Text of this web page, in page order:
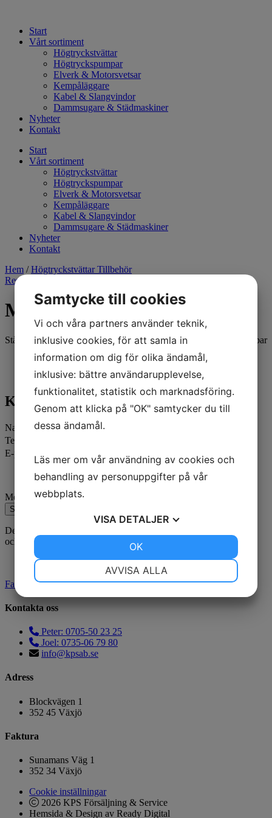
innehållStart
Vårt sortiment
Högtryckstvättar
Högtryckspumpar
Elverk & Motorsvetsar
Kempåläggare
Kabel & Slangvindor
Dammsugare & Städmaskiner
Nyheter
Kontakt
Start
Vårt sortiment
Högtryckstvättar
Högtryckspumpar
Elverk & Motorsvetsar
Kempåläggare
Kabel & Slangvindor
Dammsugare & Städmaskiner
Nyheter
Kontakt
Hem /Högtryckstvättar Tillbehör
Reservdelar
MUNSTYCKE 1/4″ 40-090
Stålmunstycke 1/4″ utv. gänga Spridning: 40-090 Max tryck 250 bar
Kontakta oss
Kontakta oss
Namn
Telefon
E-post
Meddelande
Skicka
Den här webbplatsen är skyddad av reCAPTCHA
och Google
Användarvillkor
Facebook
Kontakta oss
Peter: 0705-50 23 25
Joel: 0735-06 79 80
info@kpsab.se
Adress
Blockvägen 1
352 45 Växjö
Faktura
Sunamans Väg 1
352 34 Växjö
Cookie inställningar
2026 KPS Försäljning & Service
Hemsida & Design av Ready Digital
Samtycke till cookies
Vi och våra partners använder teknik,
inklusive cookies, för att samla in
information om dig för olika ändamål,
inklusive: bättre användarupplevelse,
funktionalitet, statistik och marknadsföring.
Genom att klicka på "OK" samtycker du till
dessa ändamål.
Läs mer om vår användning av cookies och
behandling av personuppgifter på vår
webbplats.
VISA DETALJER
MARKNADSFÖRING
AVVISA ALLA
OK